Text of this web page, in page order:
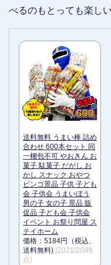
べるのもとっても楽しい
送料無料 うまい棒 詰め
合わせ 600本セット 同
一梱包不可 やおきん お
菓子 駄菓子 だがし お
かし スナック おやつ
ビンゴ景品 子供 子ども
会 子供会 うまいぼう
男の子 女の子 景品 販
促品 子ども会 子供会
イベント お祭り問屋 ス
テイホーム
価格：5184円（税込、
送料無料) (2021/2/3時
点)